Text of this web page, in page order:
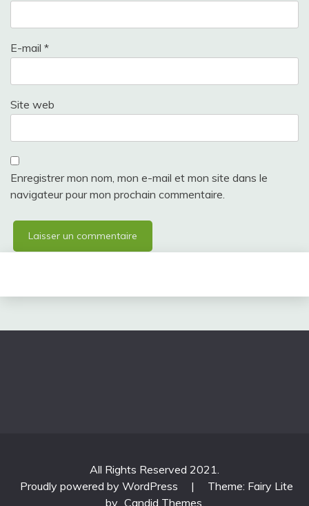
E-mail *
Site web
Enregistrer mon nom, mon e-mail et mon site dans le
navigateur pour mon prochain commentaire.
All Rights Reserved 2021.
Proudly powered by WordPress
|
Theme: Fairy Lite
by Candid Themes